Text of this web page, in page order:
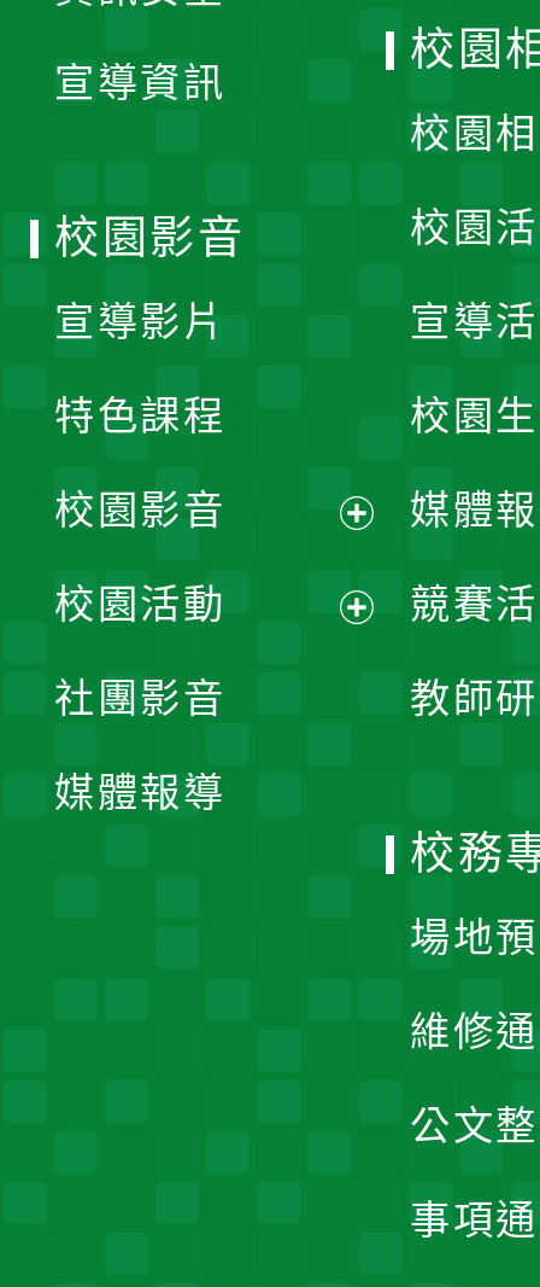
宣導資訊
校園
校園
校園
宣導
校園
媒體
競賽
教師
校園影音
宣導影片
特色課程
校園影音
開
校園活動
社團影音
媒體報導
校務
場地
維修
公文
事項